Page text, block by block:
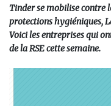
Tinder se mobilise contre
protections hygiéniques,
Voici les entreprises qui
de la RSE cette semaine.